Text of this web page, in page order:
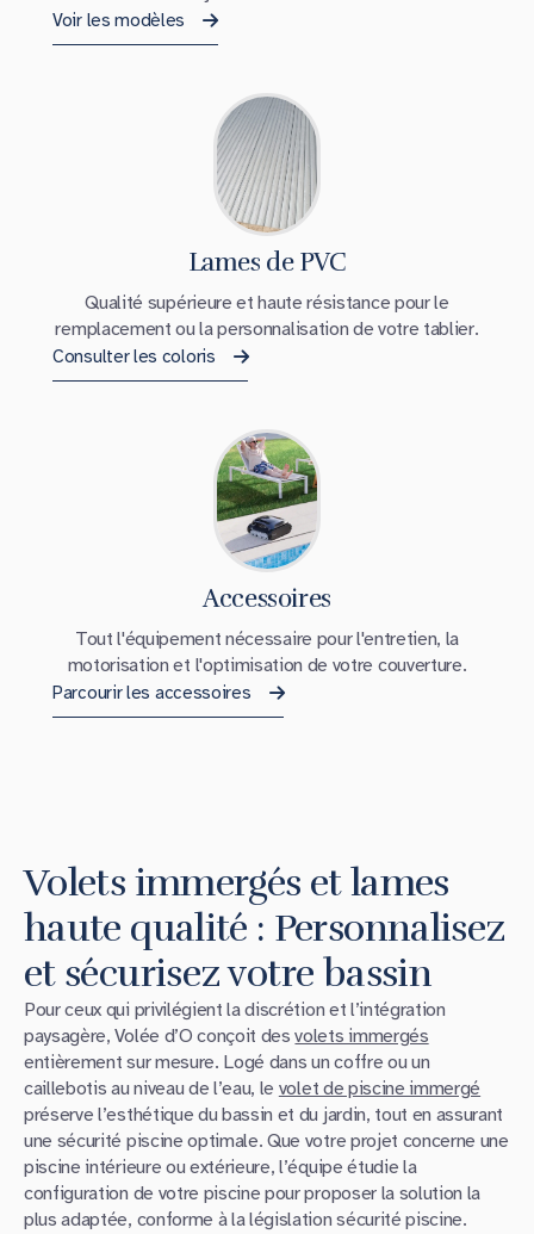
Voir les modèles
Lames de PVC
Qualité supérieure et haute résistance pour le
remplacement ou la personnalisation de votre tablier.
Consulter les coloris
Accessoires
Tout l'équipement nécessaire pour l'entretien, la
motorisation et l'optimisation de votre couverture.
Parcourir les accessoires
Volets immergés et lames
haute qualité : Personnalisez
et sécurisez votre bassin
Pour ceux qui privilégient la discrétion et l’intégration
paysagère, Volée d’O conçoit desvolets immergés
entièrement sur mesure. Logé dans un coffre ou un
caillebotis au niveau de l’eau, le volet de piscine immergé
préserve l’esthétique du bassin et du jardin, tout en assurant
une sécurité piscine optimale. Que votre projet concerne une
piscine intérieure ou extérieure, l’équipe étudie la
configuration de votre piscine pour proposer la solution la
plus adaptée, conforme à la législation sécurité piscine.